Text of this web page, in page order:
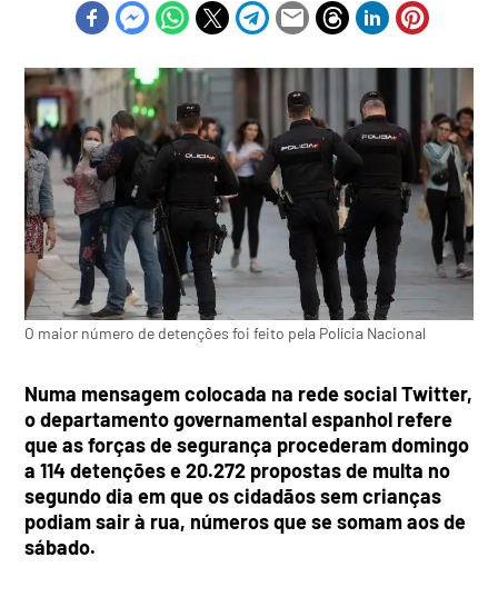
O maior número de detenções foi feito pela Polícia Nacional
Numa mensagem colocada na rede social Twitter,
o departamento governamental espanhol refere
que as forças de segurança procederam domingo
a 114 detenções e 20.272 propostas de multa no
segundo dia em que os cidadãos sem crianças
podiam sair à rua, números que se somam aos de
sábado.